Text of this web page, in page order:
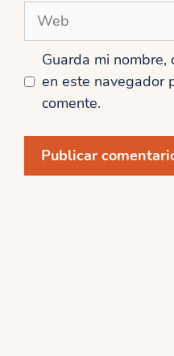
Web
Guarda mi nombre,
en este navegador
comente.